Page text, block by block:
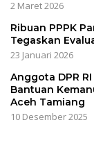
2 Maret 2026
Ribuan PPPK
Tegaskan
23 Januari 2026
Anggota DPR
Bantuan
Aceh Tamiang
10 Desember 2025